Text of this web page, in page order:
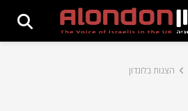
הצגות בלונדון